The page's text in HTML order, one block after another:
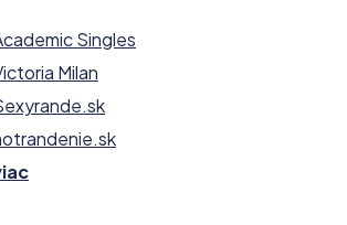
Singles
Milan